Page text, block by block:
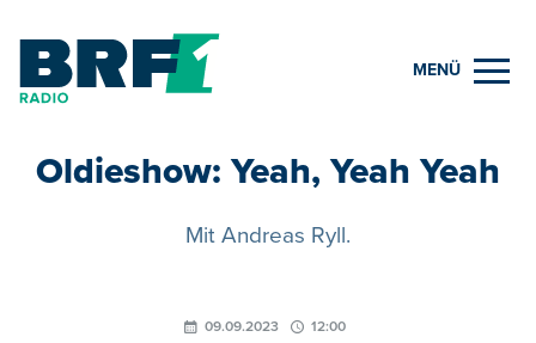
MENÜ
Oldieshow: Yeah, Yeah Yeah
Mit Andreas Ryll.
09.09.2023 12:00